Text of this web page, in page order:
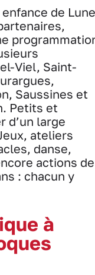
de
Viel, Saint-
Saussines et
Petits et
d’un large
ateliers
danse,
actions de
: chacun y
à